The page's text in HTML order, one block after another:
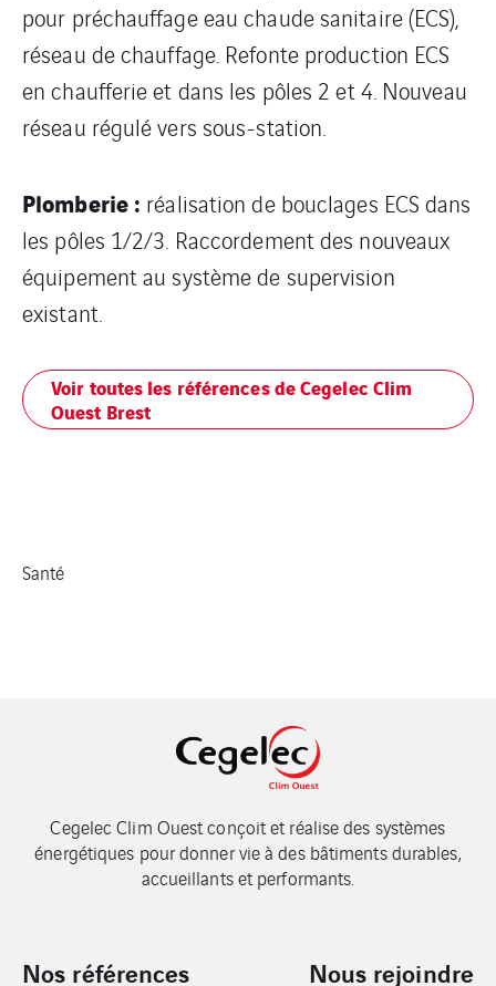
pour préchauffage eau chaude sanitaire (ECS),
réseau de chauffage. Refonte production ECS
en chaufferie et dans les pôles 2 et 4. Nouveau
réseau régulé vers sous-station.
Plomberie : réalisation de bouclages ECS dans
les pôles 1/2/3. Raccordement des nouveaux
équipement au système de supervision
existant.
Voir toutes les références de Cegelec Clim
Ouest Brest
Santé
Cegelec Clim Ouest conçoit et réalise des systèmes
énergétiques pour donner vie à des bâtiments durables,
accueillants et performants.
Nos références Nous rejoindre